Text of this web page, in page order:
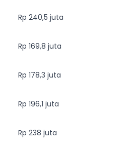
Rp 240,5 juta
Rp 169,8 juta
Rp 178,3 juta
Rp 196,1 juta
Rp 238 juta